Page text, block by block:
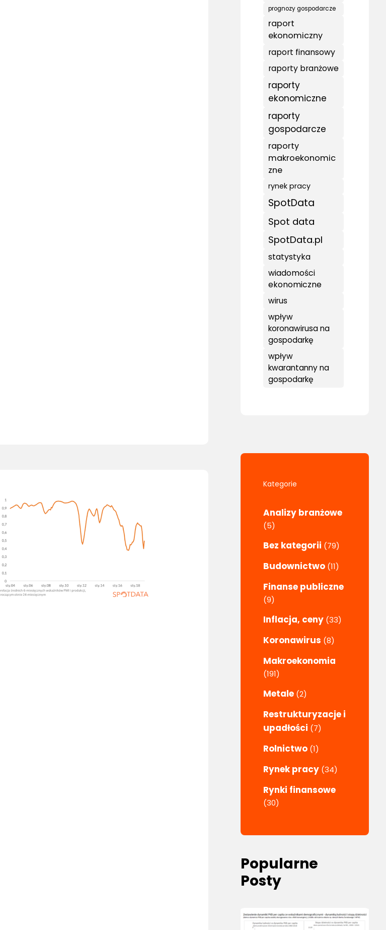
prognozy gospodarcze
raport
ekonomiczny
raport finansowy
raporty branżowe
raporty
ekonomiczne
raporty
gospodarcze
raporty
makroekonomic
zne
rynek pracy
SpotData
Spot data
SpotData.pl
statystyka
wiadomości
ekonomiczne
wirus
wpływ
koronawirusa na
gospodarkę
wpływ
kwarantanny na
gospodarkę
Kategorie
Analizy branżowe
(5)
Bez kategorii (79)
Budownictwo (11)
Finanse publiczne
(9)
Inflacja, ceny (33)
Koronawirus (8)
Makroekonomia
(191)
Metale (2)
Restrukturyzacje i
upadłości (7)
Rolnictwo (1)
Rynek pracy (34)
Rynki finansowe
(30)
Popularne
Posty